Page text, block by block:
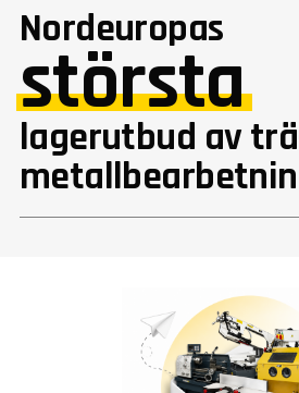
Nordeuropas
största
lagerutbud av